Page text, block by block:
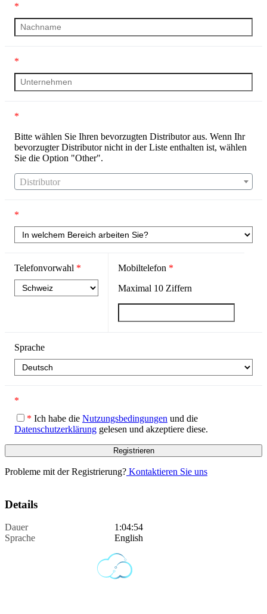
*
*
*
Bitte wählen Sie Ihren bevorzugten Distributor aus. Wenn Ihr
bevorzugter Distributor nicht in der Liste enthalten ist, wählen
Sie die Option "Other".
Distributor
*
Telefonvorwahl * Mobiltelefon *
Maximal 10Ziffern
Sprache
*
* Ich habe die Nutzungsbedingungen und die
Datenschutzerklärung gelesen und akzeptiere diese.
Probleme mit der Registrierung? Kontaktieren Sie uns
Details
Dauer
1:04:54
Sprache
English